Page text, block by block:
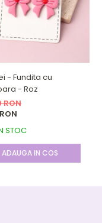
- Fundita cu
- Roz
RON
STOC
ADAUGA IN COS